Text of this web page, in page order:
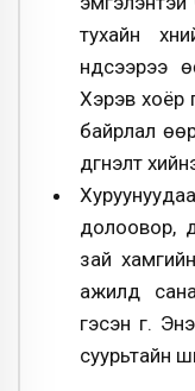
тухайн
үндсээрээ
Хэрэв хоёр
байрлал
дүгнэлт
долоовор,
зай
ажилд
гэсэн үг.
суурьтайн